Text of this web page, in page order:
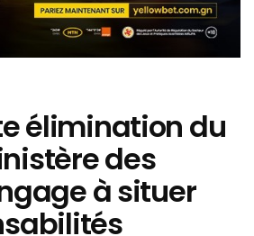
élimination du
des
à situer